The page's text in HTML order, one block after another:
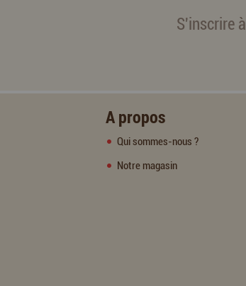
S'inscrire
A propos
Qui sommes-nous ?
Notre magasin